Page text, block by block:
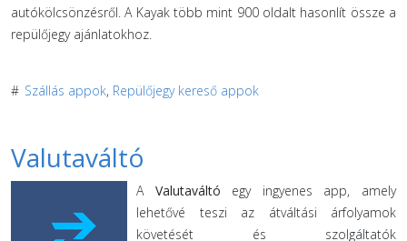
autókölcsönzésről. A Kayak több mint 900 oldalt hasonlít össze a
repülőjegy ajánlatokhoz.
# Szállás appok, Repülőjegy kereső appok
Valutaváltó
A Valutaváltó egy ingyenes app, amely
lehetővé teszi az átváltási árfolyamok
követését és szolgáltatók